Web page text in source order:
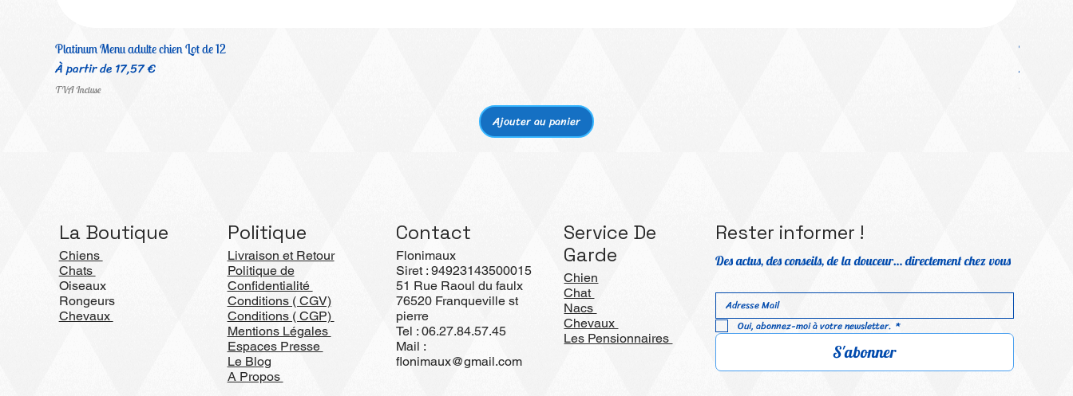
Platinum Menu adulte chien Lot de 12
À partir de17,57 €
Prix promotionnel
TVA Incluse
Ajouter au panier
Platinum
À partir
Prix
TVA Incluse
La Boutique
Chiens
Chats
Oiseaux
Rongeurs
Chevaux
Politique
Livraison et Retour
Politique de
Confidentialité
Conditions ( CGV)
Conditions ( CGP)
Mentions Légales
Espaces Presse
Le Blog
A Propos
Contact
Flonimaux
Siret : 94923143500015
51 Rue Raoul du faulx
76520 Franqueville st
pierre
Tel : 06.27.84.57.45
Mail :
flonimaux@gmail.com
Service De
Garde
Chien
Chat
Nacs
Chevaux
Les Pensionnaires
Rester informer !
Des actus, des conseils, de la douceur… directement chez vous
Oui, abonnez-moi à votre newsletter. *
S'abonner